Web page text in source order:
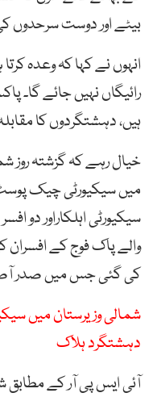
بیٹے اور دوست سرحدوں
انہوں نے کہا کہ وعدہ
رائیگاں نہیں جائے گا۔
ہیں، دہشتگردوں کا
خیال رہے کہ گزشتہ روز
سیکیورٹی اہلکاراور دو
والے پاک فوج کے افسران
کی گئی جس میں صدر
دہشتگرد ہلاک